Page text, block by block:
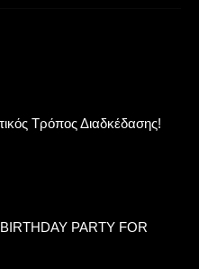
Τρόπος Διαδκέδασης!
PARTY FOR